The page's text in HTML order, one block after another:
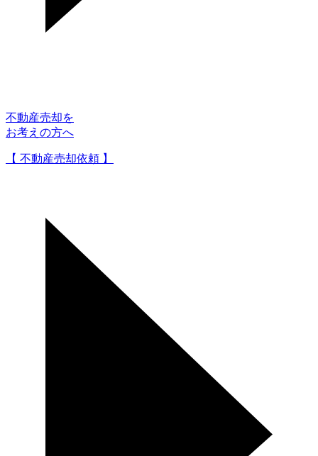
不動産売却を
お考えの方へ
【 不動産売却依頼 】